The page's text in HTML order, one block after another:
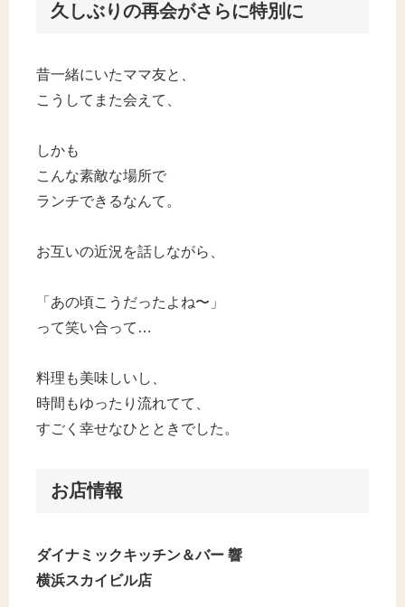
久しぶりの再会がさらに特別に
昔一緒にいたママ友と、
こうしてまた会えて、
しかも
こんな素敵な場所で
ランチできるなんて。
お互いの近況を話しながら、
「あの頃こうだったよね〜」
って笑い合って…
料理も美味しいし、
時間もゆったり流れてて、
すごく幸せなひとときでした。
お店情報
ダイナミックキッチン＆バー 響
横浜スカイビル店